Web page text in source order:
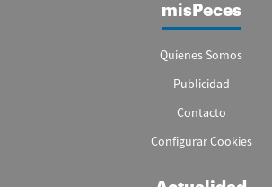
misPeces
Quienes Somos
Publicidad
Contacto
Configurar Cookies